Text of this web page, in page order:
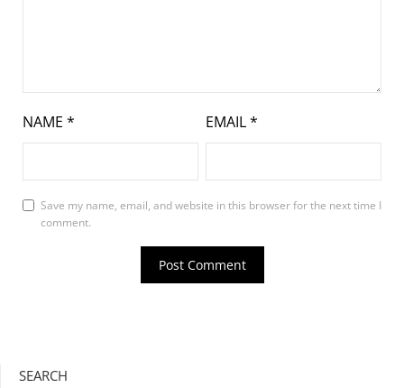
NAME * EMAIL*
Save my name, email, and website in this browser for the next time I
comment.
SEARCH